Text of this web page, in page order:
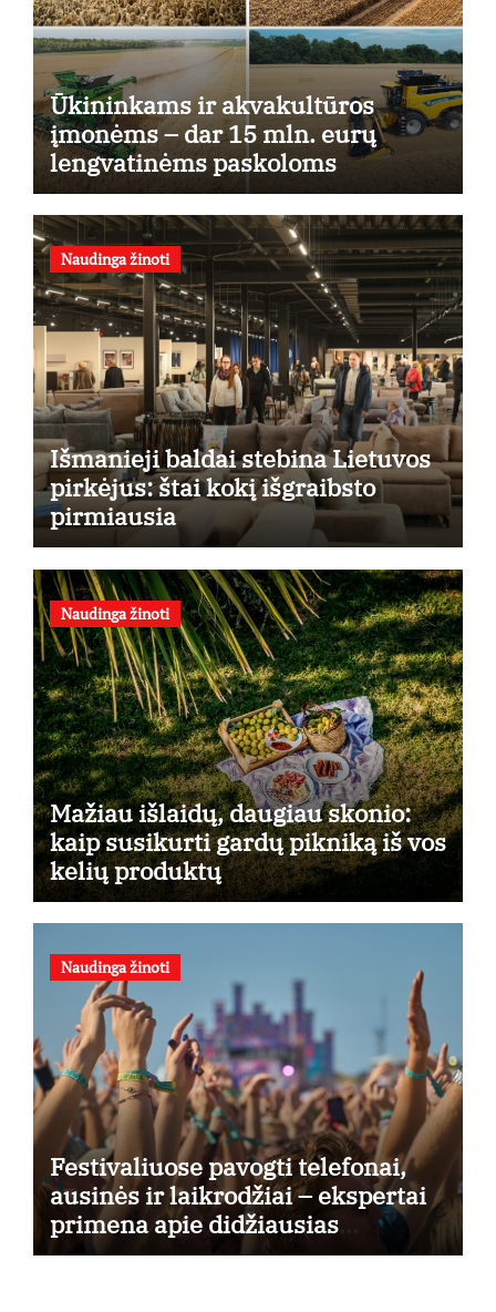
Ūkininkams ir akvakultūros
įmonėms – dar 15 mln. eurų
lengvatinėms paskoloms
Naudinga žinoti
Išmanieji baldai stebina Lietuvos
pirkėjus: štai kokį išgraibsto
pirmiausia
Naudinga žinoti
Mažiau išlaidų, daugiau skonio:
kaip susikurti gardų pikniką iš vos
kelių produktų
Naudinga žinoti
Festivaliuose pavogti telefonai,
ausinės ir laikrodžiai – ekspertai
primena apie didžiausias
finansines rizikas